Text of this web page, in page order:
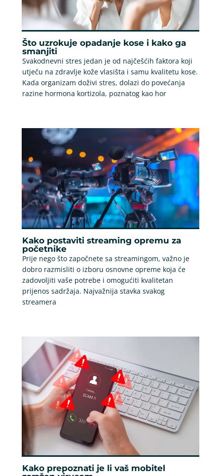
Što uzrokuje opadanje kose i kako ga
smanjiti
Svakodnevni stres jedan je od najčešćih faktora koji
utječu na zdravlje kože vlasišta i samu kvalitetu kose.
Kada organizam doživi stres, dolazi do povećanja
razine hormona kortizola, poznatog kao hor
Kako postaviti streaming opremu za
početnike
Prije nego što započnete sa streamingom, važno je
dobro razmisliti o izboru osnovne opreme koja će
zadovoljiti vaše potrebe i omogućiti kvalitetan
prijenos sadržaja. Najvažnija stavka svakog
streamera
Kako prepoznati je li vaš mobitel